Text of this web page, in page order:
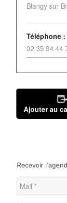
Blangy sur
Téléphone :
02 35 94 44
Ajouter au
Recevoir